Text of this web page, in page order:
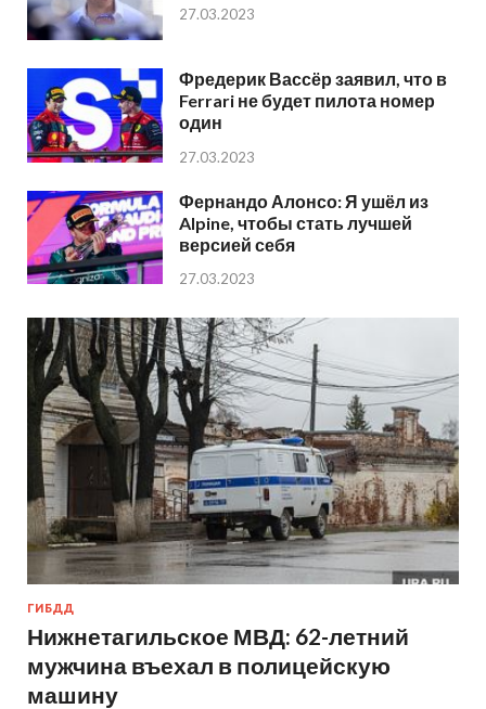
27.03.2023
Фредерик Вассёр заявил, что в
Ferrari не будет пилота номер
один
27.03.2023
Фернандо Алонсо: Я ушёл из
Alpine, чтобы стать лучшей
версией себя
27.03.2023
ГИБДД
Нижнетагильское МВД: 62-летний
мужчина въехал в полицейскую
машину